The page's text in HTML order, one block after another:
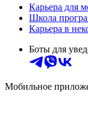
Карьера для
Школа
Карьера в
Боты для
Мобильное